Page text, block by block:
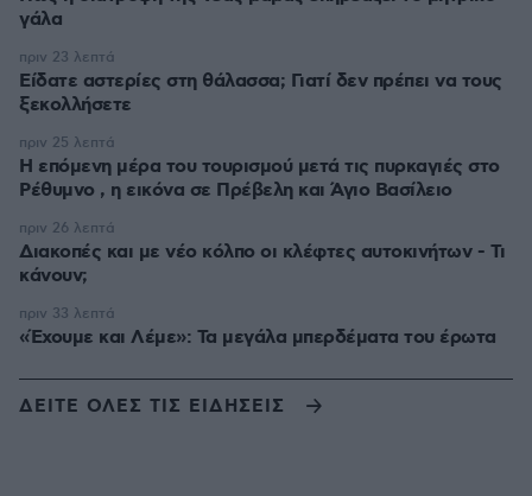
γάλα
Είδατε αστερίες στη θάλασσα; Γιατί δεν πρέπει να τους
ξεκολλήσετε
πριν 23 λεπτά
Η επόμενη μέρα του τουρισμού μετά τις πυρκαγιές στο
Ρέθυμνο , η εικόνα σε Πρέβελη και Άγιο Βασίλειο
πριν 25 λεπτά
Διακοπές και με νέο κόλπο οι κλέφτες αυτοκινήτων - Τι
κάνουν;
πριν 26 λεπτά
«Έχουμε και Λέμε»: Τα μεγάλα μπερδέματα του έρωτα
πριν 33 λεπτά
ΔΕΙΤΕ ΟΛΕΣ ΤΙΣ ΕΙΔΗΣΕΙΣ